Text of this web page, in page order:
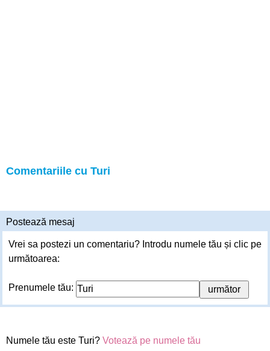
Comentariile cu Turi
Postează mesaj
Vrei sa postezi un comentariu? Introdu numele tău și clic pe
următoarea:
Prenumele tău:
Numele tău este Turi? Votează pe numele tău